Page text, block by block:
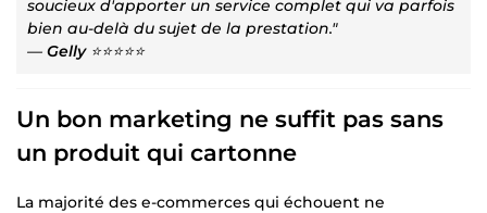
soucieux d'apporter un service complet qui va parfois
bien au-delà du sujet de la prestation."
— Gelly⭐⭐⭐⭐⭐
Un bon marketing ne suffit pas sans
un produit qui cartonne
La majorité des e-commerces qui échouent ne